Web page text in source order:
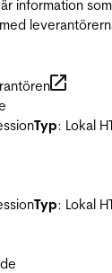
information
Typ: Lokal
Typ: Lokal